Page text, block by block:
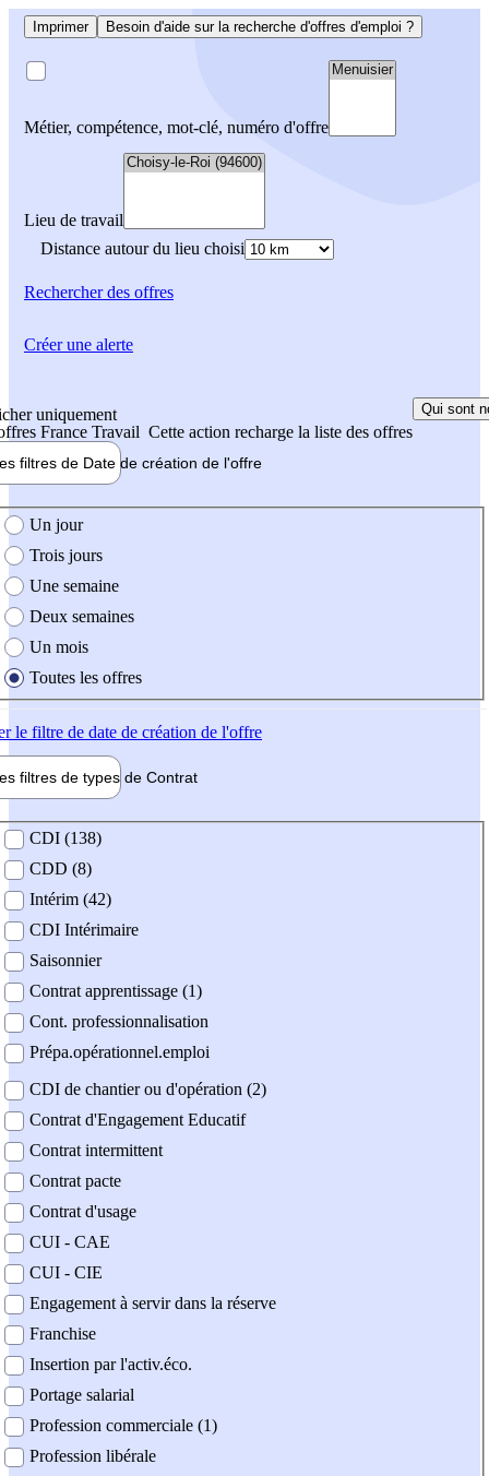
Imprimer Besoin d'aide sur la recherche d'offres d'emploi ?
Métier, compétence, mot-clé, numéro d'offre
Lieu de travail
Distance autour du lieu choisi
Rechercherdes offres
uniquement
France Travail Cette action recharge la liste des offres
Qui sont
filtres de Date de création de l'offre
création de l'offre
Un jour
Trois jours
Une semaine
Deux semaines
Un mois
Toutes les offres
le filtre de date de création de l'offre
filtres de types de Contrat
contrat
CDI (138)
CDD (8)
Intérim (42)
CDI Intérimaire
Saisonnier
Contrat apprentissage (1)
Cont. professionnalisation
Prépa.opérationnel.emploi
CDI de chantier ou d'opération (2)
Contrat d'Engagement Educatif
Contrat intermittent
Contrat pacte
Contrat d'usage
CUI - CAE
CUI - CIE
Engagement à servir dans la réserve
Franchise
Insertion par l'activ.éco.
Portage salarial
Profession commerciale (1)
Profession libérale
Créer une alerte